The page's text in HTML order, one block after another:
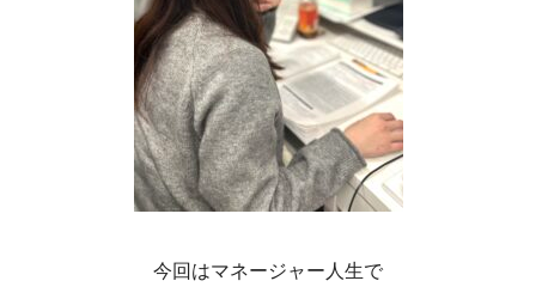
今回はマネージャー人生で